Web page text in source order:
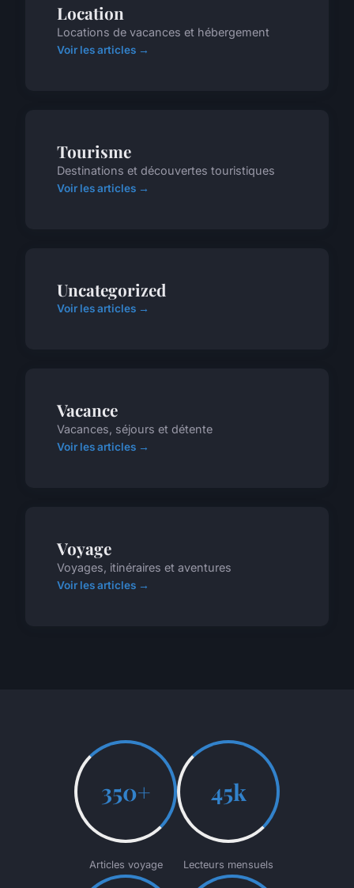
Location
Locations de vacances et hébergement
Voir les articles →
Tourisme
Destinations et découvertes touristiques
Voir les articles →
Uncategorized
Voir les articles →
Vacance
Vacances, séjours et détente
Voir les articles →
Voyage
Voyages, itinéraires et aventures
Voir les articles →
350+
Articles voyage
45k
Lecteurs mensuels